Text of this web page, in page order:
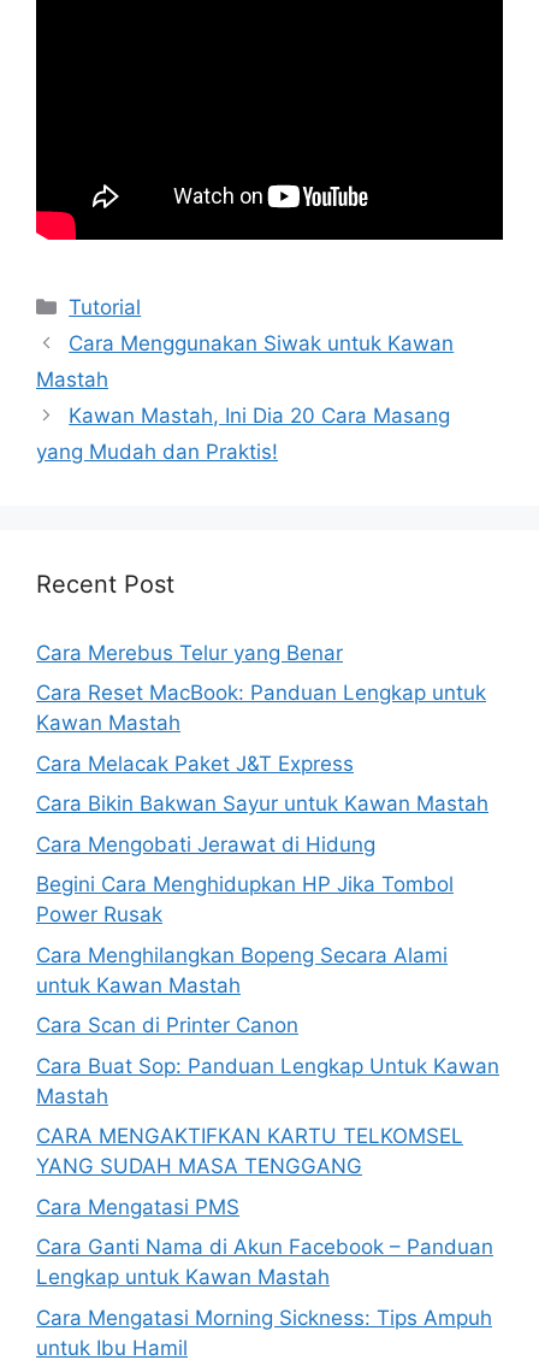
Kategori
Tutorial
Cara Menggunakan Siwak untuk Kawan
Mastah
Kawan Mastah, Ini Dia 20 Cara Masang
yang Mudah dan Praktis!
Recent Post
Cara Merebus Telur yang Benar
Cara Reset MacBook: Panduan Lengkap untuk
Kawan Mastah
Cara Melacak Paket J&T Express
Cara Bikin Bakwan Sayur untuk Kawan Mastah
Cara Mengobati Jerawat di Hidung
Begini Cara Menghidupkan HP Jika Tombol
Power Rusak
Cara Menghilangkan Bopeng Secara Alami
untuk Kawan Mastah
Cara Scan di Printer Canon
Cara Buat Sop: Panduan Lengkap Untuk Kawan
Mastah
CARA MENGAKTIFKAN KARTU TELKOMSEL
YANG SUDAH MASA TENGGANG
Cara Mengatasi PMS
Cara Ganti Nama di Akun Facebook – Panduan
Lengkap untuk Kawan Mastah
Cara Mengatasi Morning Sickness: Tips Ampuh
untuk Ibu Hamil